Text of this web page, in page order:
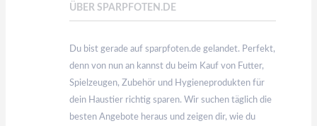
ÜBER SPARPFOTEN.DE
Du bist gerade auf sparpfoten.de gelandet. Perfekt,
denn von nun an kannst du beim Kauf von Futter,
Spielzeugen, Zubehör und Hygieneprodukten für
dein Haustier richtig sparen. Wir suchen täglich die
besten Angebote heraus und zeigen dir, wie du